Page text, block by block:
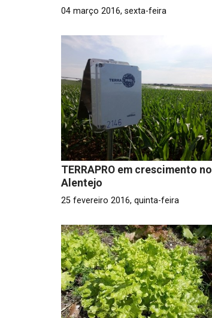
04 março 2016, sexta-feira
TERRAPRO em crescimento no
Alentejo
25 fevereiro 2016, quinta-feira